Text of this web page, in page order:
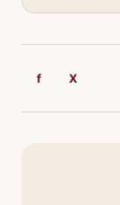
X
f